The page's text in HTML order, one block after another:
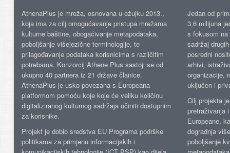
AthenaPlus je mreža, osnovana u ožujku 2013.,
koja ima za cilj omogućavanje pristupa mrežama
kulturne baštine, obogaćivanje metapodataka,
poboljšanje višejezične terminologije, te
prilagođavanje podataka korisnicima s različitim
potrebama. Konzorcij Athene Plus sastoji se od
ukupno 40 partnera iz 21 države članice.
AthenaPlus je usko povezana s Europeana
platformom pomoću koje koje će veliku količinu
digitaliziranog kulturnog sadržaja učiniti dostupnim
za korisnike.
Projekt je dobio sredstva EU Programa podrške
politikama za primjenu informacijskih i
Jedan od
3,6 milijuna
s fokusom
sadržaj
posredni
arhivi,
organizacije,
uključen i
Cilj projekta
pretraživanja
Europeane,
dogradnja
poboljšanje